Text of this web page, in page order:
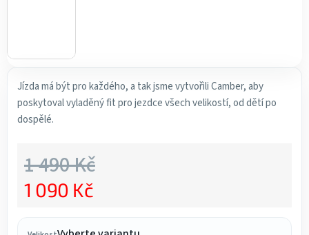
Jízda má být pro každého, a tak jsme vytvořili Camber, aby
poskytoval vyladěný fit pro jezdce všech velikostí, od dětí po
dospělé.
1 490 Kč
1 090 Kč